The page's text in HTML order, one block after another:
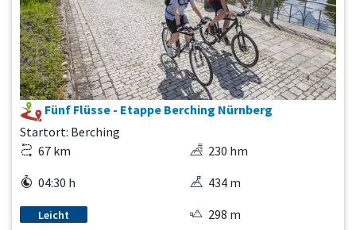
Fünf Flüsse - Etappe Berching Nürnberg
Startort: Berching
67 km
04:30 h
Leicht
230 hm
434 m
298 m